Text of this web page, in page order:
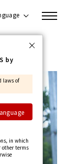
by
laws of
in which
other terms